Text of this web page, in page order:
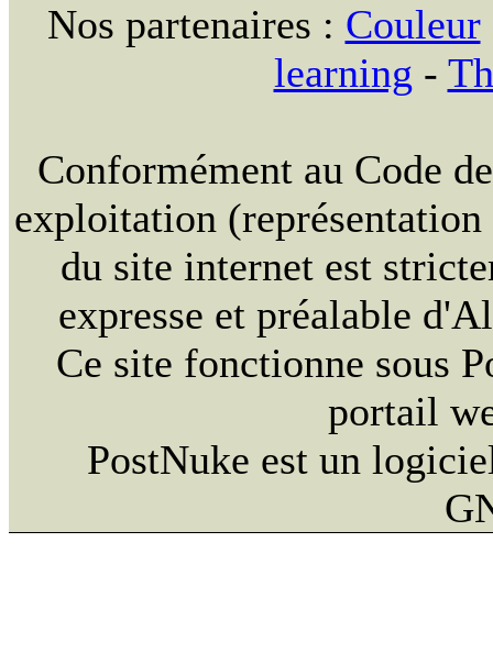
Nos partenaires : Couleur
learning -
Conformément au Code
exploitation
du site internet est
expresse et préalable
Ce site fonctionne sous
portail
PostNuke est un